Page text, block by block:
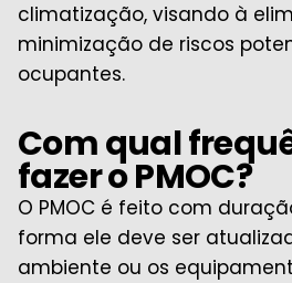
climatização, visando à
minimização de riscos
ocupantes.
Com qual
fazer o PMOC?
O PMOC é feito com
forma ele deve ser
ambiente ou os